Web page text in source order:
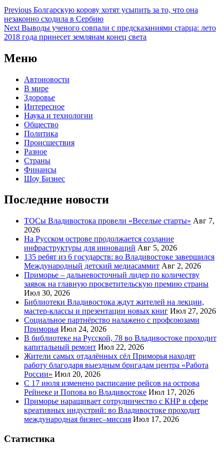
Previous Болгарскую корову хотят усыпить за то, что она
незаконно сходила в Сербию
Next Выводы ученого совпали с предсказаниями старца: лето
2018 года принесет землянам конец света
Меню
Автоновости
В мире
Здоровье
Интересное
Наука и технологии
Общество
Политика
Происшествия
Разное
Страны
Финансы
Шоу Бизнес
Последние новости
ТОСы Владивостока провели «Веселые старты» Авг 7,
2026
На Русском острове продолжается создание
инфраструктуры для инноваций Авг 5, 2026
135 ребят из 6 государств: во Владивостоке завершился
Международный детский медиасаммит Авг 2, 2026
Приморье – дальневосточный лидер по количеству
заявок на главную просветительскую премию страны
Июл 30, 2026
Библиотеки Владивостока ждут жителей на лекции,
мастер-классы и презентации новых книг Июл 27, 2026
Социальное партнёрство налажено с профсоюзами
Приморья Июл 24, 2026
В библиотеке на Русской, 78 во Владивостоке проходит
капитальный ремонт Июл 22, 2026
Жители самых отдалённых сёл Приморья находят
работу благодаря выездным бригадам центра «Работа
России» Июл 20, 2026
С 17 июля изменено расписание рейсов на острова
Рейнеке и Попова во Владивостоке Июл 17, 2026
Приморье наращивает сотрудничество с КНР в сфере
креативных индустрий: во Владивостоке проходит
международная бизнес–миссия Июл 17, 2026
Статистика